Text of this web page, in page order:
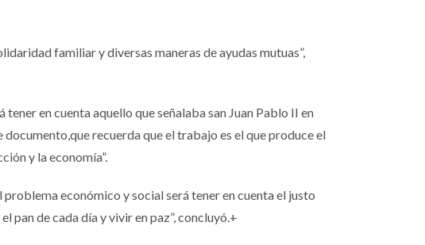
familiar y diversas maneras de ayudas mutuas”,
en cuenta aquello que señalaba san Juan Pablo II en
recuerda que el trabajo es el que produce el
y la economía”.
económico y social será tener en cuenta el justo
pan de cada día y vivir en paz”, concluyó.+